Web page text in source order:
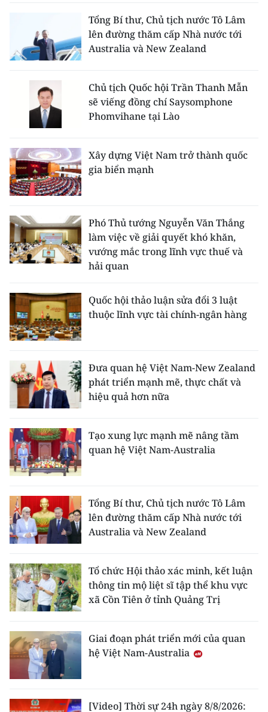
Tổng Bí thư, Chủ tịch nước Tô Lâm
lên đường thăm cấp Nhà nước tới
Australia và New Zealand
Chủ tịch Quốc hội Trần Thanh Mẫn
sẽ viếng đồng chí Saysomphone
Phomvihane tại Lào
Xây dựng Việt Nam trở thành quốc
gia biển mạnh
Phó Thủ tướng Nguyễn Văn Thắng
làm việc về giải quyết khó khăn,
vướng mắc trong lĩnh vực thuế và
hải quan
Quốc hội thảo luận sửa đổi 3 luật
thuộc lĩnh vực tài chính-ngân hàng
Đưa quan hệ Việt Nam-New Zealand
phát triển mạnh mẽ, thực chất và
hiệu quả hơn nữa
Tạo xung lực mạnh mẽ nâng tầm
quan hệ Việt Nam-Australia
Tổng Bí thư, Chủ tịch nước Tô Lâm
lên đường thăm cấp Nhà nước tới
Australia và New Zealand
Tổ chức Hội thảo xác minh, kết luận
thông tin mộ liệt sĩ tập thể khu vực
xã Cồn Tiên ở tỉnh Quảng Trị
Giai đoạn phát triển mới của quan
hệ Việt Nam-Australia
[Video] Thời sự 24h ngày 8/8/2026: